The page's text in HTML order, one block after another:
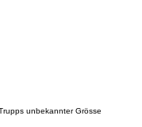
unbekannter Grösse